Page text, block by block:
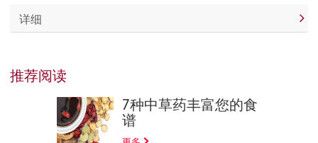
详细
推荐阅读
7种中草药丰富您的食
谱